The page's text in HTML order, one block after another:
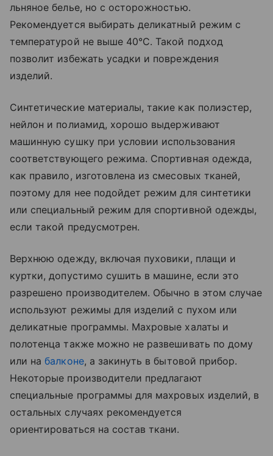
льняное белье, но с осторожностью.
Рекомендуется выбирать деликатный режим с
температурой не выше 40°C. Такой подход
позволит избежать усадки и повреждения
изделий.
Синтетические материалы, такие как полиэстер,
нейлон и полиамид, хорошо выдерживают
машинную сушку при условии использования
соответствующего режима. Спортивная одежда,
как правило, изготовлена из смесовых тканей,
поэтому для нее подойдет режим для синтетики
или специальный режим для спортивной одежды,
если такой предусмотрен.
Верхнюю одежду, включая пуховики, плащи и
куртки, допустимо сушить в машине, если это
разрешено производителем. Обычно в этом случае
используют режимы для изделий с пухом или
деликатные программы. Махровые халаты и
полотенца также можно не развешивать по дому
или набалконе, а закинуть в бытовой прибор.
Некоторые производители предлагают
специальные программы для махровых изделий, в
остальных случаях рекомендуется
ориентироваться на состав ткани.